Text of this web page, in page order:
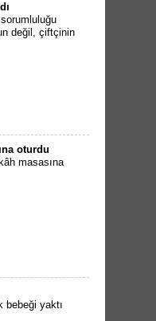
değil, çiftçinin
oturdu
masasına
bebeği yaktı